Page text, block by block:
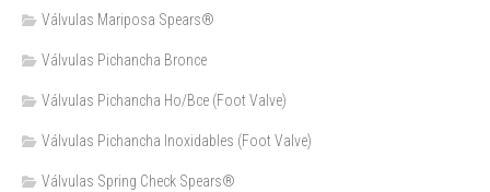
Válvulas Mariposa Spears®
Válvulas Pichancha Bronce
Válvulas Pichancha Ho/Bce (Foot Valve)
Válvulas Pichancha Inoxidables (Foot Valve)
Válvulas Spring Check Spears®